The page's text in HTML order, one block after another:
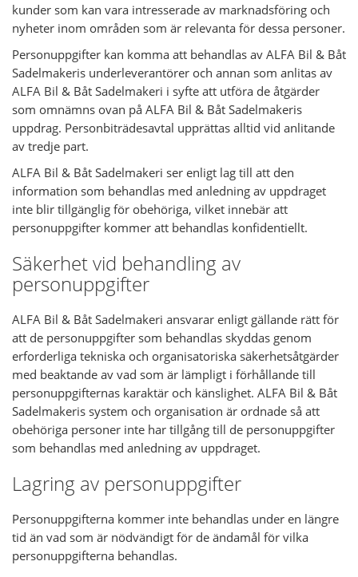
kunder som kan vara intresserade av marknadsföring och
nyheter inom områden som är relevanta för dessa personer.
Personuppgifter kan komma att behandlas av ALFA Bil & Båt
Sadelmakeris underleverantörer och annan som anlitas av
ALFA Bil & Båt Sadelmakeri i syfte att utföra de åtgärder
som omnämns ovan på ALFA Bil & Båt Sadelmakeris
uppdrag. Personbiträdesavtal upprättas alltid vid anlitande
av tredje part.
ALFA Bil & Båt Sadelmakeri ser enligt lag till att den
information som behandlas med anledning av uppdraget
inte blir tillgänglig för obehöriga, vilket innebär att
personuppgifter kommer att behandlas konfidentiellt.
Säkerhet vid behandling av
personuppgifter
ALFA Bil & Båt Sadelmakeri ansvarar enligt gällande rätt för
att de personuppgifter som behandlas skyddas genom
erforderliga tekniska och organisatoriska säkerhetsåtgärder
med beaktande av vad som är lämpligt i förhållande till
personuppgifternas karaktär och känslighet. ALFA Bil & Båt
Sadelmakeris system och organisation är ordnade så att
obehöriga personer inte har tillgång till de personuppgifter
som behandlas med anledning av uppdraget.
Lagring av personuppgifter
Personuppgifterna kommer inte behandlas under en längre
tid än vad som är nödvändigt för de ändamål för vilka
personuppgifterna behandlas.